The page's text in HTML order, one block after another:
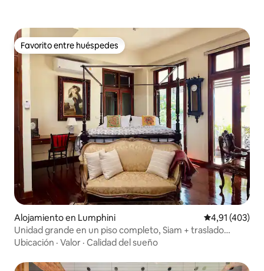
Favorito entre huéspedes
Favorito entre huéspedes
Alojamiento en Lumphini Calificación
4,91 (403)
Unidad grande en un piso completo, Siam + traslado
gratuito desde el aeropuerto
Ubicación · Valor · Calidad del sueño